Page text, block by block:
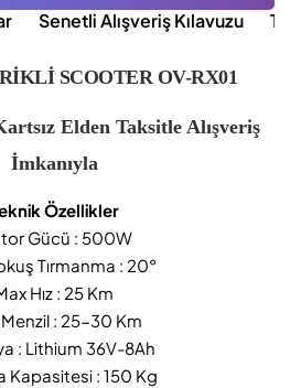
Senetli Alışveriş Kılavuzu
SCOOTER OV-RX01
Elden Taksitle Alışveriş
İmkanıyla
Özellikler
Gücü : 500W
Tırmanma : 20°
Hız : 25 Km
: 25-30 Km
: Lithium 36V-8Ah
Kapasitesi : 150 Kg